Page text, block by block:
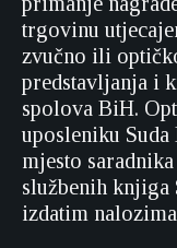
trgovinu
zvučno ili
predstavljanja i
spolova BiH.
uposleniku
mjesto
službenih knjiga
izdatim